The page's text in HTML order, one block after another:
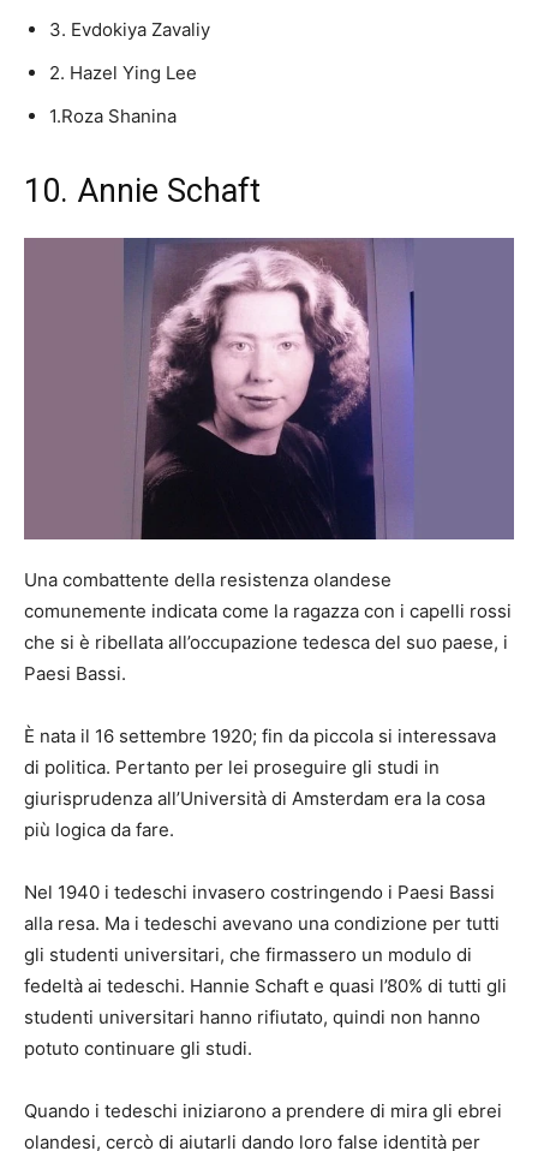
3. Evdokiya Zavaliy
2. Hazel Ying Lee
1.Roza Shanina
10. Annie Schaft
Una combattente della resistenza olandese
comunemente indicata come la ragazza con i capelli rossi
che si è ribellata all’occupazione tedesca del suo paese, i
Paesi Bassi.
È nata il 16 settembre 1920; fin da piccola si interessava
di politica. Pertanto per lei proseguire gli studi in
giurisprudenza all’Università di Amsterdam era la cosa
più logica da fare.
Nel 1940 i tedeschi invasero costringendo i Paesi Bassi
alla resa. Ma i tedeschi avevano una condizione per tutti
gli studenti universitari, che firmassero un modulo di
fedeltà ai tedeschi. Hannie Schaft e quasi l’80% di tutti gli
studenti universitari hanno rifiutato, quindi non hanno
potuto continuare gli studi.
Quando i tedeschi iniziarono a prendere di mira gli ebrei
olandesi, cercò di aiutarli dando loro false identità per